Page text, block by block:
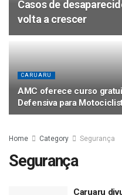
Casos de
volta a crescer
CARUARU
AMC oferece curso
Defensiva para
Home Category Segurança
Segurança
Caruaru